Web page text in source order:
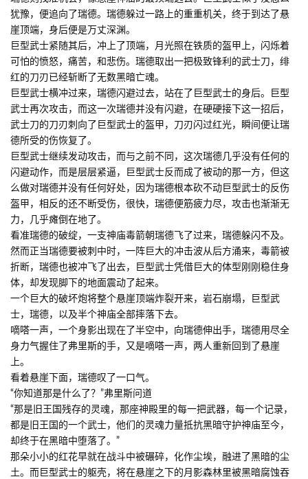
犹豫，便追向了瑞德。瑞德躲过一路上的重重机关，终于到达了悬
崖顶端，身后便是万丈深渊。
巨型武士紧随其后，冲上了顶端，月光照在铁质的盔甲上，闪烁着
可怕的愤怒，痛苦，和悲伤。瑞德取出一把极致锋利的武士刀，绯
红的刀刃已经斩断了无数黑暗亡魂。
巨型武士横冲过来，瑞德闪避过去，站在了巨型武士的身后。巨型
武士再次攻击，而这一次瑞德并没有闪避，在硬硬接下这一招后，
武士刀的刀刃刺向了巨型武士的盔甲，刀刃闪过红光，瞬间便让瑞
德所受的伤恢复了。
巨型武士继续发动攻击，而与之前不同，这次瑞德几乎没有任何的
闪避动作，而是层层紧逼，巨型武士反而成了被动的那一方，但这
么做对瑞德并没有任何好处，因为瑞德根本砍不动巨型武士的反伤
盔甲，相反的还不断受伤，很快，瑞德便筋疲力尽，攻击也渐渐无
力，几乎瘫倒在地了。
看准瑞德的破绽，一支神庙毒箭朝瑞德飞了过来，瑞德躲闪不及。
然而正当瑞德要被刺中时，一阵巨大的冲击波从后方涌来，毒箭被
折断，瑞德也被冲飞了出去，巨型武士凭借巨大的体型刚刚稳住身
体，却发现脚下的地面震动了起来。
一个巨大的破坏炮将整个悬崖顶端炸裂开来，岩石崩塌，巨型武
士，瑞德，以及半个神庙全部摔落下去。
嘀嗒一声，一个身影出现在了半空中，向瑞德伸出手，瑞德用尽全
身力气握住了弗里斯的手，又是嘀嗒一声，两人重新回到了悬崖
上。
看着悬崖下面，瑞德叹了一口气。
“你知道那是什么了？”弗里斯问道
“那是旧王国残存的灵魂，那座神殿里的每一把武器，每一个记录，
都是旧王国的一个武士，他们的灵魂力量抵抗黑暗守护神庙至今，
却终于在黑暗中堕落了。”
那朵小小的红花早就在战斗中被碾碎，化作尘埃，融进了黑暗的尘
土。而巨型武士的躯壳，将在悬崖之下的月影森林里被黑暗腐蚀吞